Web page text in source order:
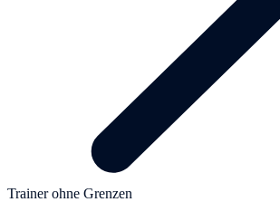
Trainer ohne Grenzen